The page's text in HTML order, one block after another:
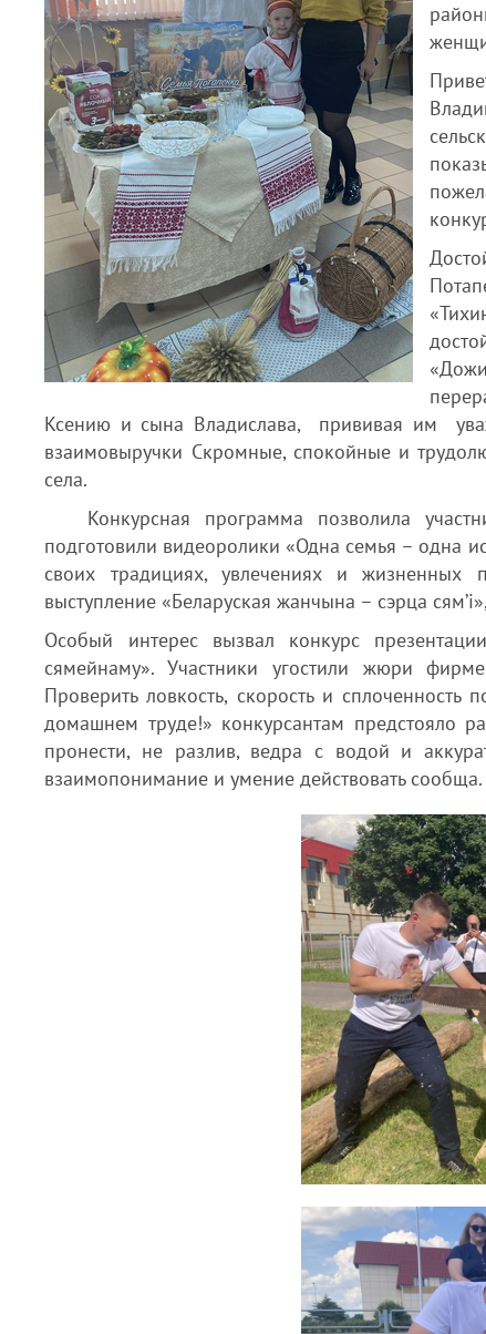
Ксению и сына Владислава, прививая им
взаимовыручки Скромные, спокойные и
села.
Конкурсная программа позволила
подготовили видеоролики «Одна семья – одна
своих традициях, увлечениях и жизненных
выступление «Беларуская жанчына – сэрца
Особый интерес вызвал конкурс
сямейнаму». Участники угостили жюри
Проверить ловкость, скорость и
домашнем труде!» конкурсантам предстояло
пронести, не разлив, ведра с водой и
взаимопонимание и умение действовать сообща.